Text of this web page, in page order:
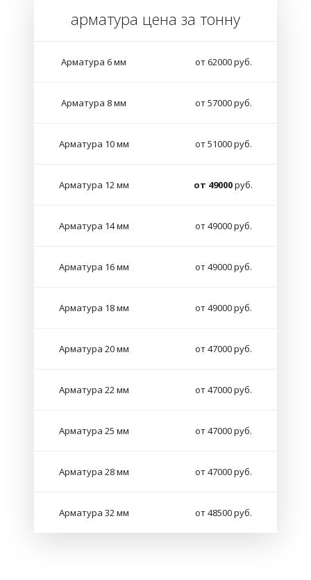
арматура цена за тонну
Арматура 6 мм от 62000 руб.
Арматура 8 мм от 57000 руб.
Арматура 10 мм от 51000 руб.
Арматура 12 мм от 49000руб.
Арматура 14 мм от 49000 руб.
Арматура 16 мм от 49000 руб.
Арматура 18 мм от 49000 руб.
Арматура 20 мм от 47000 руб.
Арматура 22 мм от 47000 руб.
Арматура 25 мм от 47000 руб.
Арматура 28 мм от 47000 руб.
Арматура 32 мм от 48500 руб.